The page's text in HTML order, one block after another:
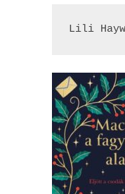
Lili